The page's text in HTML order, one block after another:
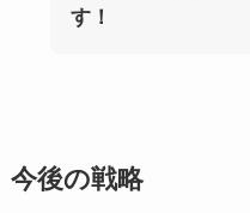
す！
今後の戦略